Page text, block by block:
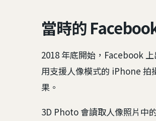
當時的
2018 年底開始，Facebook
用支援人像模式的 iPhone 拍
果。
3D Photo 會讀取人像照片中